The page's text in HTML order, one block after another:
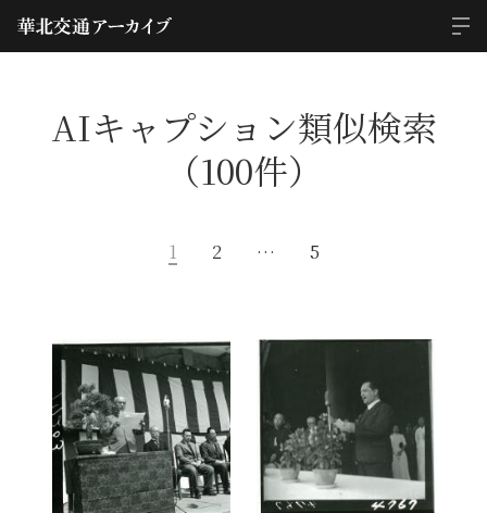
AIキャプション類似検索
（100件）
1 2 … 5